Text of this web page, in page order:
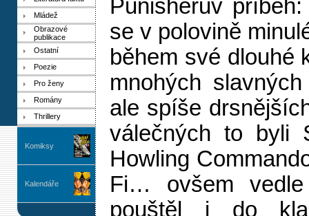
Mládež
Obrazové
publikace
Ostatní
Poezie
Pro ženy
Romány
Thrillery
Komiksy
Kalendáře
Punisherův
se v polovině
během své dlouhé
mnohých
ale spíše
válečných to byli
Howling
Fi… ovšem
pouštěl i do